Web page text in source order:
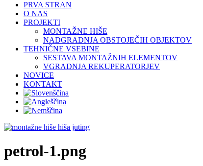
PRVA STRAN
O NAS
PROJEKTI
MONTAŽNE HIŠE
NADGRADNJA OBSTOJEČIH OBJEKTOV
TEHNIČNE VSEBINE
SESTAVA MONTAŽNIH ELEMENTOV
VGRADNJA REKUPERATORJEV
NOVICE
KONTAKT
petrol-1.png